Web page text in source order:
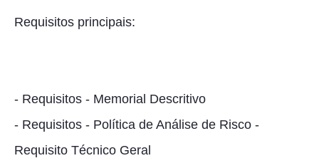
Requisitos principais:
- Requisitos - Memorial Descritivo
- Requisitos - Política de Análise de Risco -
Requisito Técnico Geral